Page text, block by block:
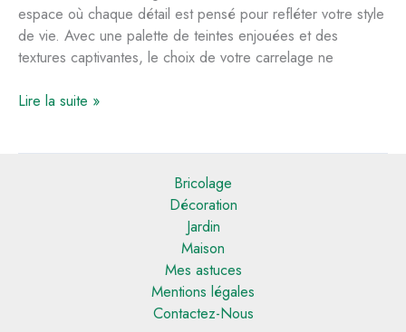
espace où chaque détail est pensé pour refléter votre style
de vie. Avec une palette de teintes enjouées et des
textures captivantes, le choix de votre carrelage ne
Choisir
Lire la suite »
Bricolage
Décoration
Jardin
Maison
Mes astuces
Mentions légales
Contactez-Nous